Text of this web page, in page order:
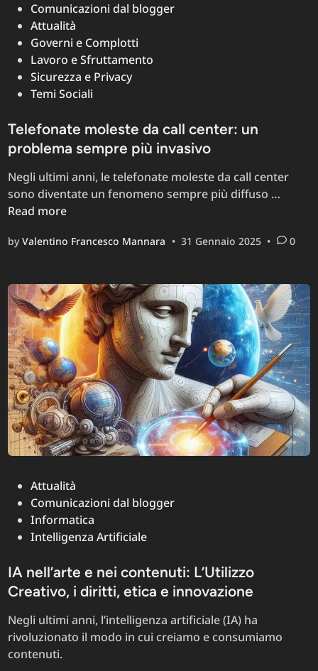
PostedComunicazioni dal blogger
Attualità
Governi e Complotti
Lavoro e Sfruttamento
Sicurezza e Privacy
Temi Sociali
Telefonate moleste da call center: un
problema sempre più invasivo
Negli ultimi anni, le telefonate moleste da call center
sono diventate un fenomeno sempre più diffuso …
call
più
Read more
byValentino Francesco Mannara • 31 Gennaio 2025 • 0
PostedAttualità
Comunicazioni dal blogger
Informatica
Intelligenza Artificiale
IA nell’arte e nei contenuti: L’Utilizzo
Creativo, i diritti, etica e innovazione
Negli ultimi anni, l’intelligenza artificiale (IA) ha
rivoluzionato il modo in cui creiamo e consumiamo
contenuti.